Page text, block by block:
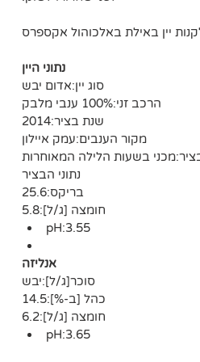
יין באילת באלכוהול אקספרס
נתוני היין
סוג יין:אדום יבש
הרכב זני:100% ענבי מלבק
שנת בציר:2014
מקור הענבים:עמק איילון
בשעות הלילה המאוחרות
נתוני הבציר
בריקס:25.6
חומצה [ג/ל]:5.8
pH:3.55
אנליזה
סוכר[ג/ל]:יבש
כהל [ב-%]:14.5
חומצה [ג/ל]:6.2
pH:3.65